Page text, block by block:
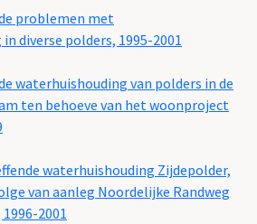
problemen met
diverse polders, 1995-2001
waterhuishouding van polders in de
ten behoeve van het woonproject
waterhuishouding Zijdepolder,
van aanleg Noordelijke Randweg
2001